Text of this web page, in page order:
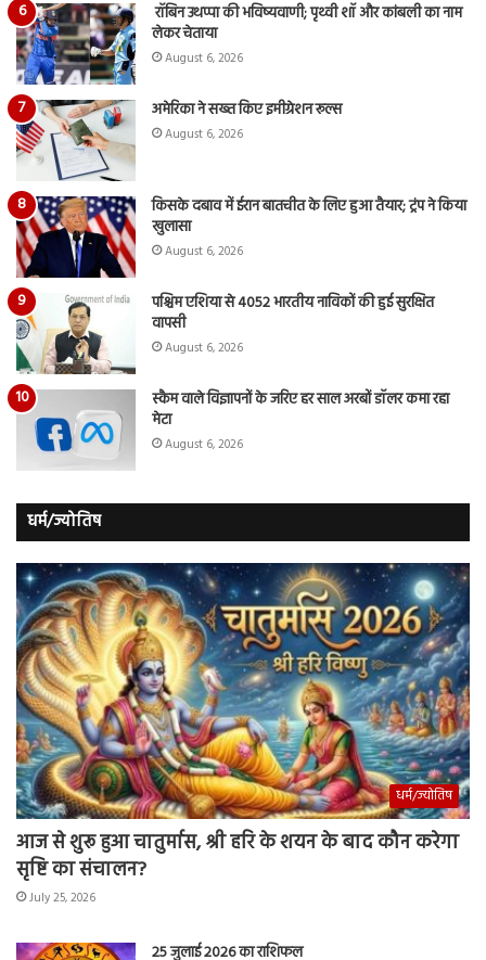
रॉबिन उथप्पा की भविष्यवाणी; पृथ्वी शॉ और कांबली का नाम
लेकर चेताया
August 6, 2026
अमेरिका ने सख्त किए इमीग्रेशन रूल्स
August 6, 2026
किसके दबाव में ईरान बातचीत के लिए हुआ तैयार; ट्रंप ने किया
खुलासा
August 6, 2026
पश्चिम एशिया से 4052 भारतीय नाविकों की हुई सुरक्षित
वापसी
August 6, 2026
स्कैम वाले विज्ञापनों के जरिए हर साल अरबों डॉलर कमा रहा
मेटा
August 6, 2026
धर्म/ज्योतिष
धर्म/ज्योतिष
आज से शुरू हुआ चातुर्मास, श्री हरि के शयन के बाद कौन करेगा
सृष्टि का संचालन?
July 25, 2026
25 जुलाई 2026 का राशिफल